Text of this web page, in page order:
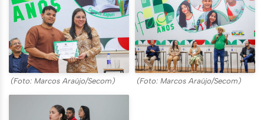
(Foto: Marcos Araújo/Secom) (Foto: Marcos Araújo/Secom)